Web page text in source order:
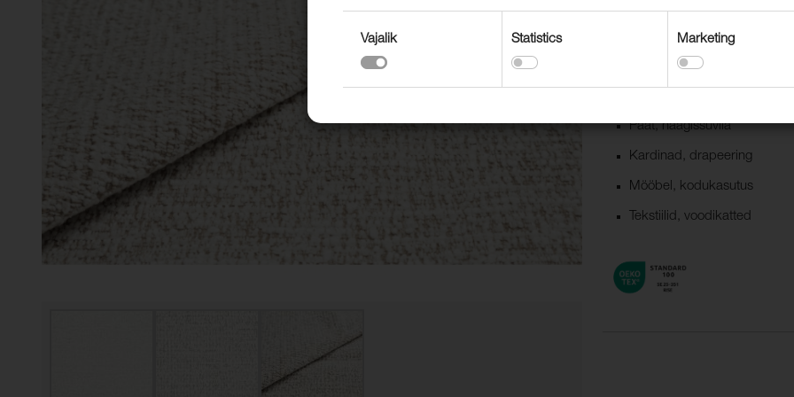
Kasutusvaldkonnad
Paat, haagissuvila
Kardinad, drapeering
Mööbel, kodukasutus
Tekstiilid, voodikatted
Vajalik Statistics Marketing